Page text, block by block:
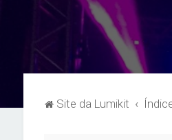
Site da Lumikit